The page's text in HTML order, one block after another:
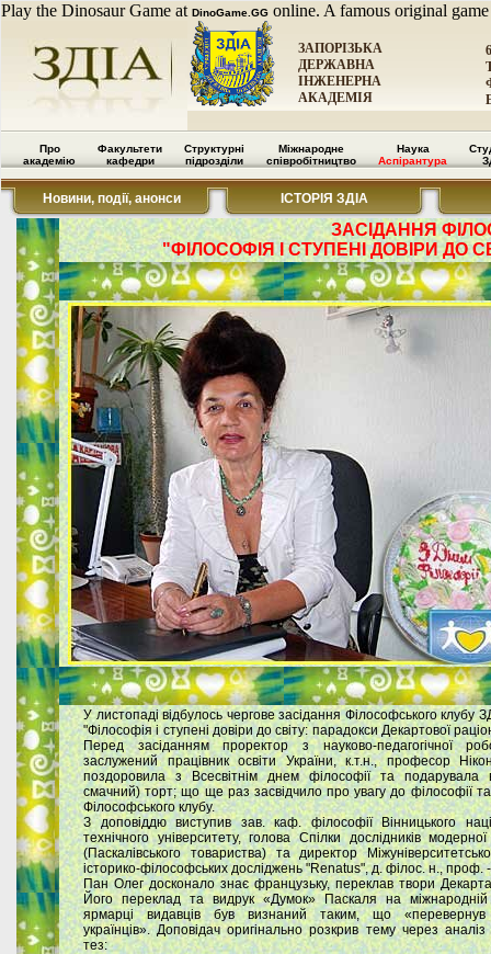
Play the Dinosaur Game at DinoGame.GG online. A famous original
ЗАПОРІЗЬКА
ДЕРЖАВНА
ІНЖЕНЕРНА
АКАДЕМІЯ
Про
академію
Факультети
кафедри
Структурні
підрозділи
Міжнародне
співробітництво
Наука
Аспірантура
Новини, події, анонси ІСТОРІЯ ЗДІА
ЗАСІДАННЯ
"ФІЛОСОФІЯ І СТУПЕНІ ДОВІРИ ДО
У листопаді відбулось чергове засідання Філософського клубу
"Філософія і ступені довіри до світу: парадокси Декартової
Перед засіданням проректор з науково-педагогічної
заслужений працівник освіти України, к.т.н., професор
поздоровила з Всесвітнім днем філософії та подарувала
смачний) торт; що ще раз засвідчило про увагу до філософії та
Філософського клубу.
З доповіддю виступив зав. каф. філософії Вінницького
технічного університету, голова Спілки дослідників
(Паскалівського товариства) та директор
історико-філософських досліджень "Renatus", д. філос. н., проф.
Пан Олег досконало знає французьку, переклав твори
Його переклад та видрук «Думок» Паскаля на міжнародній
ярмарці видавців був визнаний таким, що «перевернув
українців». Доповідач оригінально розкрив тему через
тез: